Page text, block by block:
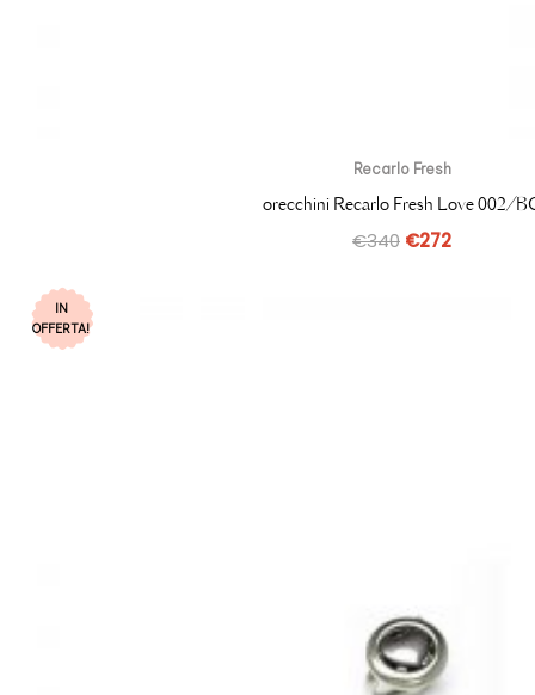
Recarlo Fresh
orecchini Recarlo Fresh Love 002/
€340 €272
IN
OFFERTA!